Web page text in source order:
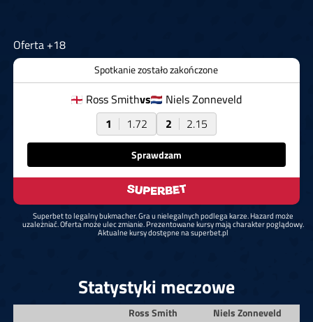
Oferta +18
Spotkanie zostało zakończone
Ross Smithvs
Niels Zonneveld
1
1.72 2 2.15
Sprawdzam
Superbet to legalny bukmacher. Gra u nielegalnych podlega karze. Hazard może
uzależniać. Oferta może ulec zmianie. Prezentowane kursy mają charakter poglądowy.
Aktualne kursy dostępne na superbet.pl
Statystyki meczowe
Ross Smith
Niels Zonneveld